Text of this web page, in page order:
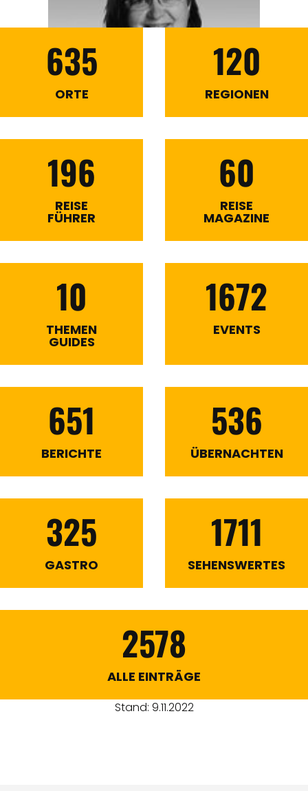
635
ORTE
120
REGIONEN
196
REISE
FÜHRER
60
REISE
MAGAZINE
10
THEMEN
GUIDES
1672
EVENTS
651
BERICHTE
536
ÜBERNACHTEN
325
GASTRO
1711
SEHENSWERTES
2578
ALLE EINTRÄGE
Stand: 9.11.2022